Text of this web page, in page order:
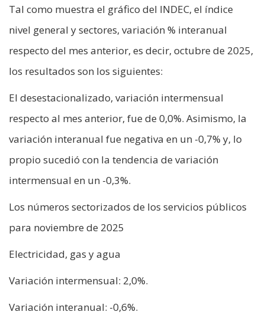
Tal como muestra el gráfico del INDEC, el índice
nivel general y sectores, variación % interanual
respecto del mes anterior, es decir, octubre de 2025,
los resultados son los siguientes:
El desestacionalizado, variación intermensual
respecto al mes anterior, fue de 0,0%. Asimismo, la
variación interanual fue negativa en un -0,7% y, lo
propio sucedió con la tendencia de variación
intermensual en un -0,3%.
Los números sectorizados de los servicios públicos
para noviembre de 2025
Electricidad, gas y agua
Variación intermensual: 2,0%.
Variación interanual: -0,6%.